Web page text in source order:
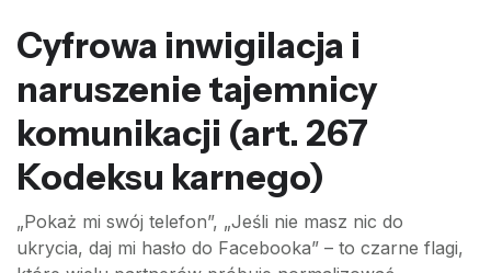
Cyfrowa inwigilacja i
naruszenie tajemnicy
komunikacji (art. 267
Kodeksu karnego)
„Pokaż mi swój telefon”, „Jeśli nie masz nic do
ukrycia, daj mi hasło do Facebooka” – to czarne flagi,